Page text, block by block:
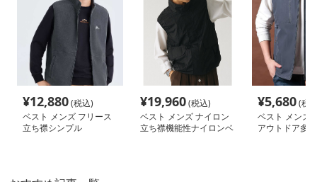
¥12,880(税込)
ベスト メンズ フリース
立ち襟シンプル
¥19,960(税込)
ベスト メンズ ナイロン
立ち襟機能性ナイロンベ
¥5,680(税
ベスト メンズ
アウトドア多